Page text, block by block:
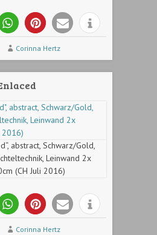
Corinna Hertz
abstract, Schwarz/Gold,
Leinwand 2x
(CH Juli 2016)
Corinna Hertz